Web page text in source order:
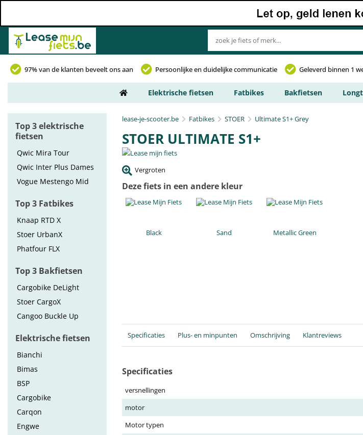
97% van de klanten beveelt ons aan Persoonlijke en duidelijke communicatie Geleverd binnen 1
Elektrische fietsen Fatbikes Bakfietsen
Top 3 elektrische
fietsen
Qwic Mira Tour
Qwic Inter Plus Dames
Vogue Mestengo Mid
Top 3 Fatbikes
Knaap RTD X
Stoer UrbanX
Phatfour FLX
Top 3 Bakfietsen
Cargobike DeLight
Stoer CargoX
Cangoo Buckle Up
Elektrische fietsen
Bianchi
Bimas
BSP
Cargobike
Carqon
Engwe
lease-je-scooter.be Fatbikes STOER Ultimate S1+ Grey
STOER ULTIMATE S1+
Vergroten
Deze fiets in een andere kleur
Black Sand Metallic Green
Specificaties Plus- en minpunten Omschrijving Klantreviews
Specificaties
versnellingen
motor
Motor typen